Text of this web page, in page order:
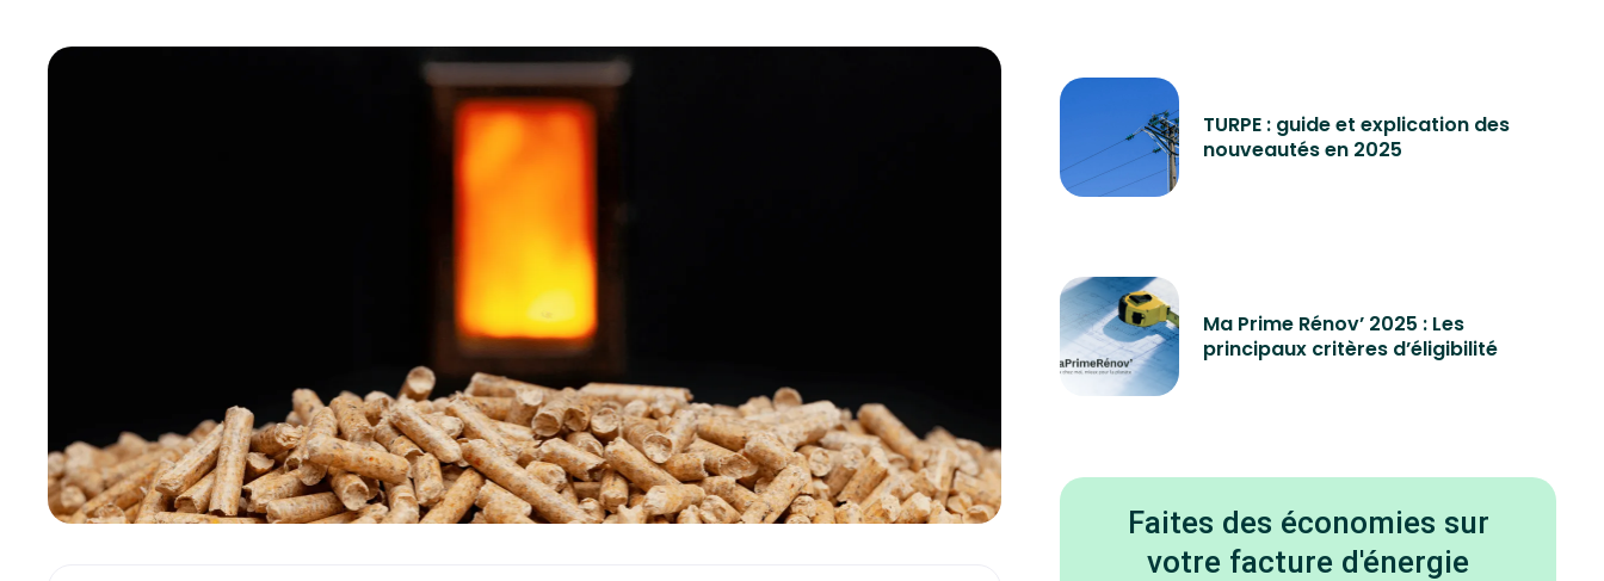
TURPE : guide et explication des
nouveautés en 2025
Ma Prime Rénov’ 2025 : Les
principaux critères d’éligibilité
Faites des économies sur
votre facture d'énergie